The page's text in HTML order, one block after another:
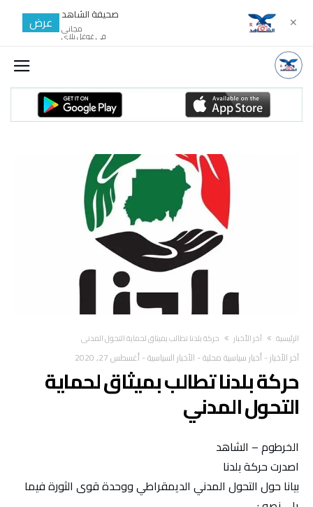
‫الرئيسية‬ آخر الأخبار حركة بلدنا تطالب بميثاق لحماية التحول المدني
آخر الأخبار-أخبار سياسية محلية- الأخبار السياسية-أغسطس 27, 2020
حركة بلدنا تطالب بميثاق لحماية
التحول المدني
الخرطوم – الشاهد
اصدرت حركة بلدنا
بيانا حول التحول المدني الديمقراطي ووحدة قوى الثورة فيما
✕ صحيفة الشاهد
مجانى
في غوغل بلاي
عرض